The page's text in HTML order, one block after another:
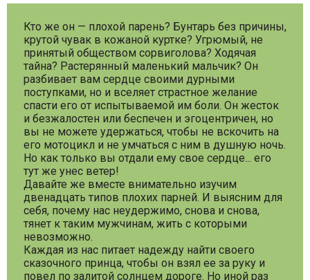
Кто же он — плохой парень? Бунтарь без причины,
крутой чувак в кожаной куртке? Угрюмый, не
принятый обществом сорвиголова? Ходячая
тайна? Растерянный маленький мальчик? Он
разбивает вам сердце своими дурными
поступками, но и вселяет страстное желание
спасти его от испытываемой им боли. Он жесток
и безжалостен или беспечен и эгоцентричен, но
вы не можете удержаться, чтобы не вскочить на
его мотоцикл и не умчаться с ним в душную ночь.
Но как только вы отдали ему свое сердце... его
тут же унес ветер!
Давайте же вместе внимательно изучим
двенадцать типов плохих парней. И выясним для
себя, почему нас неудержимо, снова и снова,
тянет к таким мужчинам, жить с которыми
невозможно.
Каждая из нас питает надежду найти своего
сказочного принца, чтобы он взял ее за руку и
повел по залитой солнцем дороге. Но иной раз